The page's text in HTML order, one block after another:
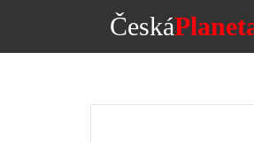
Česká